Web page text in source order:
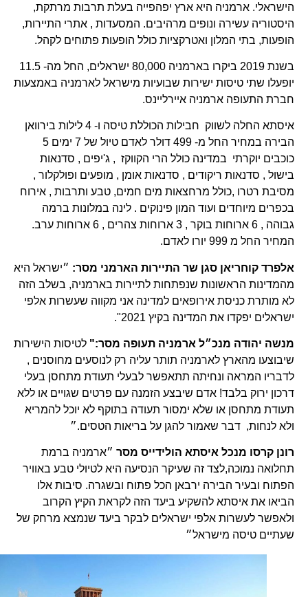
הישראלי. ארמניה היא ארץ יפהפייה בעלת תרבות מרתקת,
היסטוריה עשירה ונופים מרהיבים. המסעדות , אתרי התיירות,
הופעות, בתי המלון ואטרקציות כולל הופעות פתוחים לקהל.
בשנת 2019 ביקרו בארמניה 80,000 ישראלים, החל מה- 11.5
יופעלו שתי טיסות ישירות שבועיות מישראל לארמניה באמצעות
חברת התעופה ארמניה איירליינס.
איסתא החלה לשווק חבילות הכוללת טיסה ו- 4 לילות בירוואן
הבירה במחיר החל מ- 499 דולר לאדם טיול של 7 ימים 5
כוכבים יוקרתי במדינה כולל הרי הקווקז , ג'יפים , סדנאות
בישול , סדנאות ריקודים , סדנאות אומן , מופעים ופולקלור ,
מסיבת רטרו ,כולל מרחצאות מים חמים, טבע ותרבות , אירוח
בכפרים מיוחדים ועוד המון פינוקים . לינה במלונות ברמה
גבוהה , 6 ארוחות בוקר , 3 ארוחות צהרים , 6 ארוחות ערב.
המחיר החל מ 999 יורו לאדם.
אלפרד קוחריאן סגן שר התיירות הארמני מסר:״ישראל היא
מהמדינות הראשונות שנפתחות לתיירות בארמניה, בשלב הזה
לא מותרת כניסת אירופאים למדינה אני מקווה שעשרות אלפי
ישראלים יפקדו את המדינה בקיץ 2021".
מנשה יהודה מנכ״ל ארמניה תעופה מסר:"לטיסות הישירות
שיבוצעו מהארץ לארמניה תותר עליה רק לנוסעים מחוסנים ,
לדבריו המראה ונחיתה תתאפשר לבעלי תעודת מתחסן בעלי
דרכון ירוק בלבד! אדם שיבצע הזמנה עם פרטים שגויים או ללא
תעודת מתחסן או שלא ימסור תעודה בתוקף לא יוכל להמריא
ולא לנחות, דבר שאמור להגן על בריאות הטסים.״
רונן קרסו מנכל איסתא הולידייס מסר״ארמניה ברמת
תחלואה נמוכה,לצד זה שעיקר הנסיעה היא לטיולי טבע באוויר
הפתוח ובעיר הבירה ירבאן הכל פתוח ובשגרה. סיבות אלו
הביאו את איסתא להשקיע ביעד הזה לקראת הקיץ הקרוב
ולאפשר לעשרות אלפי ישראלים לבקר ביעד שנמצא מרחק של
שעתיים טיסה מישראל״